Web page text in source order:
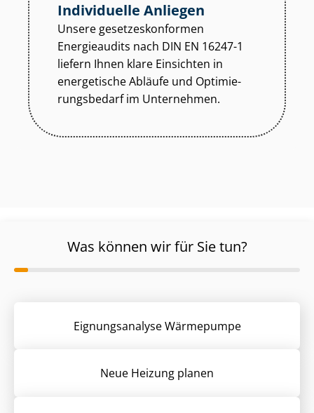
Individuelle Anliegen
Unsere ge­set­zes­kon­for­men
Energieaudits nach DIN EN 16247-1
liefern Ihnen klare Einsichten in
energetische Abläufe und Op­ti­mie­
rungs­be­darf im Unternehmen.
Was können wir für Sie tun?
Eignungsanalyse Wärmepumpe
Neue Heizung planen